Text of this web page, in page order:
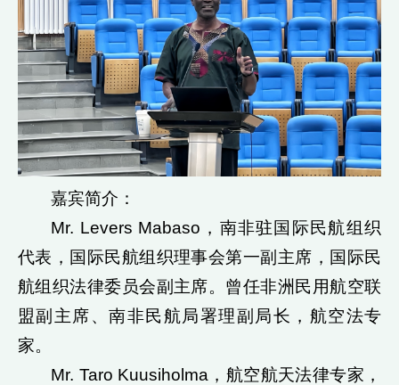
嘉宾简介：
Mr. Levers Mabaso，南非驻国际民航组织
代表，国际民航组织理事会第一副主席，国际民
航组织法律委员会副主席。曾任非洲民用航空联
盟副主席、南非民航局署理副局长，航空法专
家。
Mr. Taro Kuusiholma，航空航天法律专家，